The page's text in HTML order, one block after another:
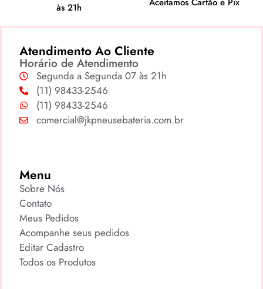
às 21h
Atendimento Ao Cliente
Horário de Atendimento
Segunda a Segunda 07 às 21h
(11) 98433-2546
(11) 98433-2546
comercial@jkpneusebateria.com.br
Menu
Sobre Nós
Contato
Meus Pedidos
Acompanhe seus pedidos
Editar Cadastro
Todos os Produtos